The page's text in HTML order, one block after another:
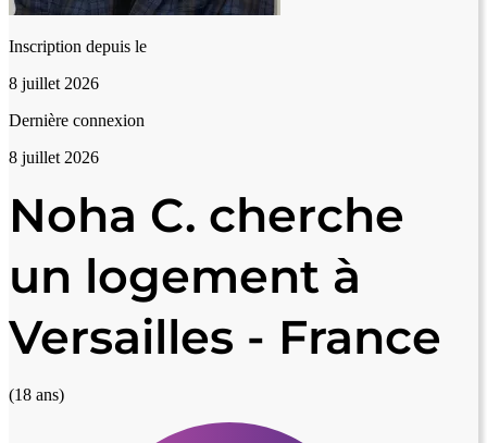
Inscription depuis le
8 juillet 2026
Dernière connexion
8 juillet 2026
Noha C. cherche
un logement à
Versailles - France
(18 ans)